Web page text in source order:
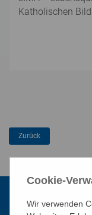
Katholischen
Cookie-
Wir verwenden